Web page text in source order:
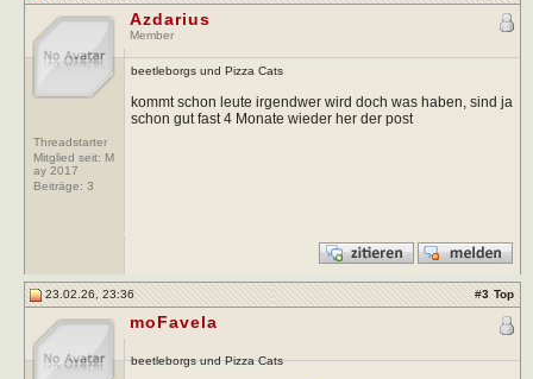
Threadstarter
Mitglied seit: M
ay 2017
Beiträge: 3
Azdarius
Member
beetleborgs und Pizza Cats
kommt schon leute irgendwer wird doch was haben, sind ja
schon gut fast 4 Monate wieder her der post
23.02.26, 23:36 #3 Top
moFavela
beetleborgs und Pizza Cats